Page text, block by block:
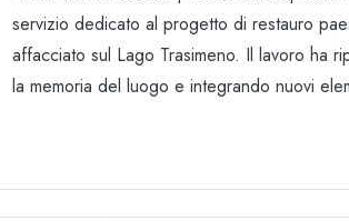
servizio dedicato al progetto di restauro
affacciato sul Lago Trasimeno. Il lavoro ha
la memoria del luogo e integrando nuovi